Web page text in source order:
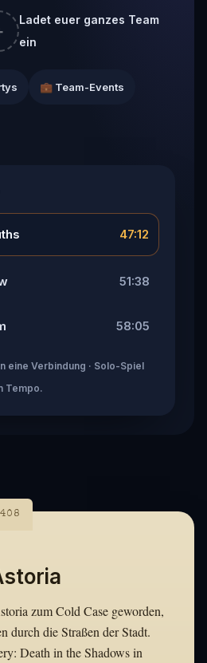
Ladet euer ganzes Team
ein
💼 Team-Events
47:12
51:38
58:05
eine Verbindung · Solo-Spiel
Tempo.
zum Cold Case geworden,
durch die Straßen der Stadt.
Death in the Shadows in